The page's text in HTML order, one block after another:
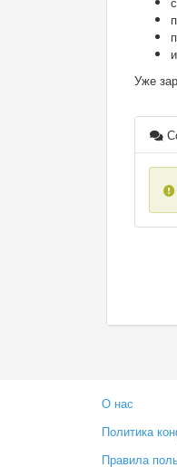
Уже
О нас
Политика
Правила